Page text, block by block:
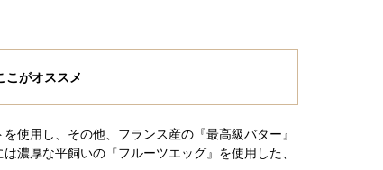
こがオススメ
使用し、その他、フランス産の『最高級バター』
濃厚な平飼いの『フルーツエッグ』を使用した、